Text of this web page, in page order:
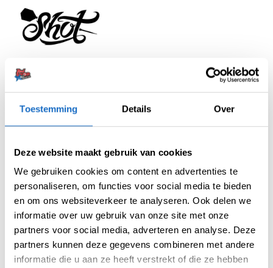
Toestemming Details Over
Deze website maakt gebruik van cookies
We gebruiken cookies om content en advertenties te
personaliseren, om functies voor social media te bieden
en om ons websiteverkeer te analyseren. Ook delen we
informatie over uw gebruik van onze site met onze
partners voor social media, adverteren en analyse. Deze
partners kunnen deze gegevens combineren met andere
informatie die u aan ze heeft verstrekt of die ze hebben
Artikelnummer:
BEOORDELINGEN (0)